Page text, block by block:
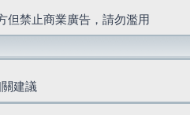
但禁止商業廣告，請勿濫用
建議